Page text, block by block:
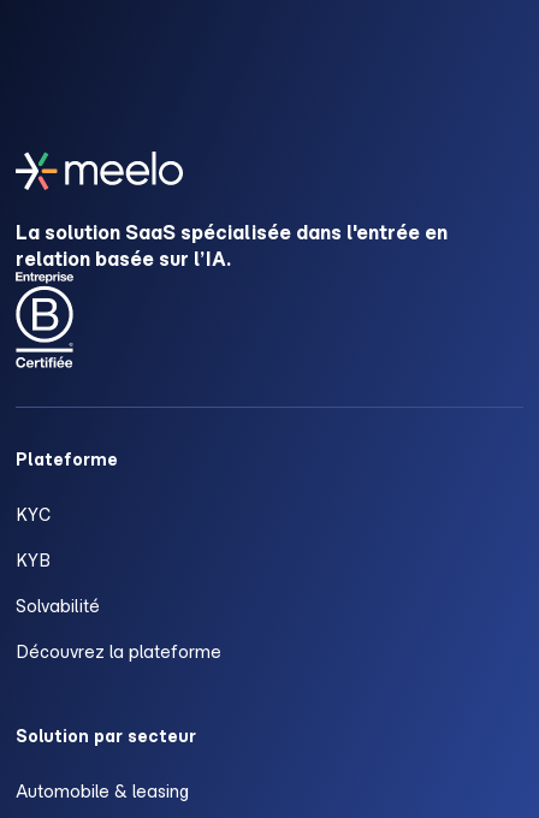
La solution SaaS spécialisée dans l'entrée en
relation basée sur l’IA.
Plateforme
KYC
KYB
Solvabilité
Découvrez la plateforme
Solution par secteur
Automobile & leasing